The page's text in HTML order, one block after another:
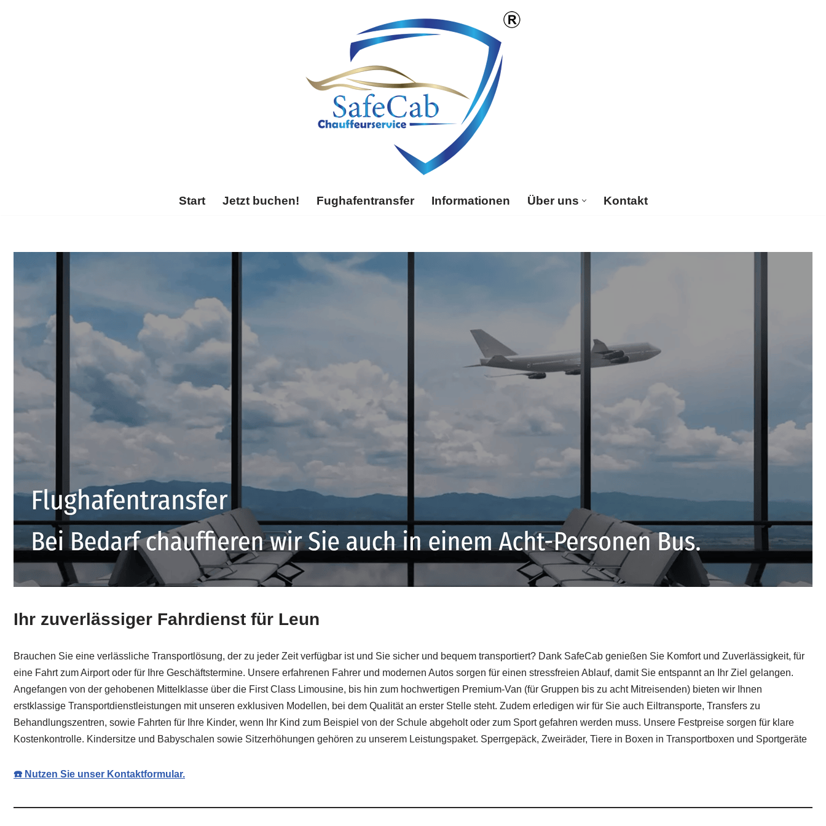
Start Jetzt buchen! Fughafentransfer Informationen Über uns Kontakt
Ihr zuverlässiger Fahrdienst für Leun
Brauchen Sie eine verlässliche Transportlösung, der zu jeder Zeit verfügbar ist und Sie sicher und bequem transportiert? Dank SafeCab genießen Sie Komfort und Zuverlässigkeit, für
eine Fahrt zum Airport oder für Ihre Geschäftstermine. Unsere erfahrenen Fahrer und modernen Autos sorgen für einen stressfreien Ablauf, damit Sie entspannt an Ihr Ziel gelangen.
Angefangen von der gehobenen Mittelklasse über die First Class Limousine, bis hin zum hochwertigen Premium-Van (für Gruppen bis zu acht Mitreisenden) bieten wir Ihnen
erstklassige Transportdienstleistungen mit unseren exklusiven Modellen, bei dem Qualität an erster Stelle steht. Zudem erledigen wir für Sie auch Eiltransporte, Transfers zu
Behandlungszentren, sowie Fahrten für Ihre Kinder, wenn Ihr Kind zum Beispiel von der Schule abgeholt oder zum Sport gefahren werden muss. Unsere Festpreise sorgen für klare
Kostenkontrolle. Kindersitze und Babyschalen sowie Sitzerhöhungen gehören zu unserem Leistungspaket. Sperrgepäck, Zweiräder, Tiere in Boxen in Transportboxen und Sportgeräte
☎️ Nutzen Sie unser Kontaktformular.